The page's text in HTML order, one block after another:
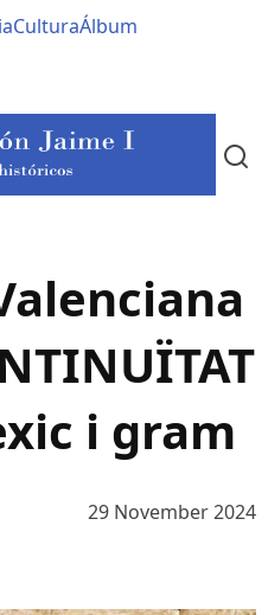
CulturaÁlbum
i gram
29 November 2024